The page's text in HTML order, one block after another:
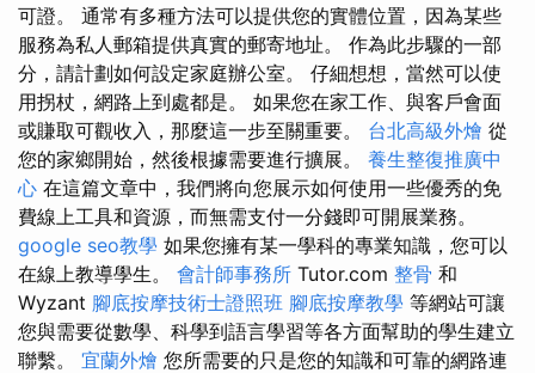
可證。 通常有多種方法可以提供您的實體位置，因為某些
服務為私人郵箱提供真實的郵寄地址。 作為此步驟的一部
分，請計劃如何設定家庭辦公室。 仔細想想，當然可以使
用拐杖，網路上到處都是。 如果您在家工作、與客戶會面
或賺取可觀收入，那麼這一步至關重要。 台北高級外燴 從
您的家鄉開始，然後根據需要進行擴展。 養生整復推廣中
心 在這篇文章中，我們將向您展示如何使用一些優秀的免
費線上工具和資源，而無需支付一分錢即可開展業務。
google seo教學 如果您擁有某一學科的專業知識，您可以
在線上教導學生。 會計師事務所 Tutor.com 整骨 和
Wyzant 腳底按摩技術士證照班 腳底按摩教學 等網站可讓
您與需要從數學、科學到語言學習等各方面幫助的學生建立
聯繫。 宜蘭外燴 您所需要的只是您的知識和可靠的網路連